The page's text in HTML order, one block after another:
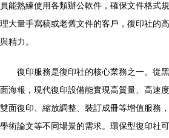
員能熟練使用各類辦公軟件，確保文件格式
理大量手寫稿或老舊文件的客戶，復印社的
與精力。
復印服務是復印社的核心業務之一。從
面海報，現代復印設備能實現高質量、高速
雙面復印、縮放調整、裝訂成冊等增值服務
學術論文等不同場景的需求。環保型復印社